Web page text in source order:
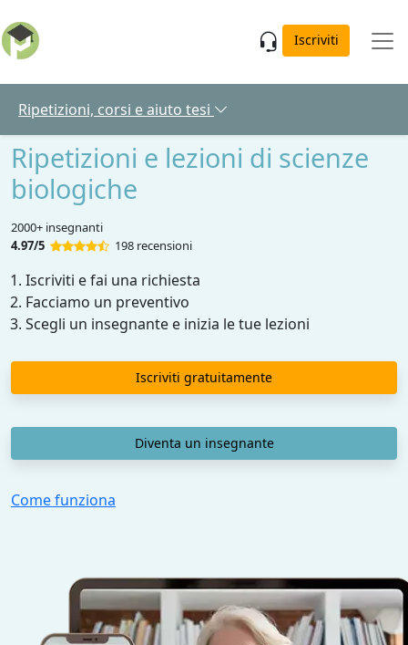
Iscriviti
Ripetizioni, corsi e aiuto tesi
Ripetizioni e lezioni di scienze
biologiche
2000+ insegnanti
4.97/5
198 recensioni
Iscriviti e fai una richiesta
Facciamo un preventivo
Scegli un insegnante e inizia le tue lezioni
Iscriviti gratuitamente
Diventa un insegnante
Come funziona